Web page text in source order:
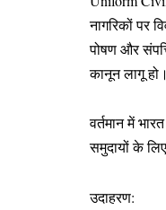
नागरिकों पर
पोषण और
कानून लागू हो।
वर्तमान में
समुदायों के
उदाहरण: